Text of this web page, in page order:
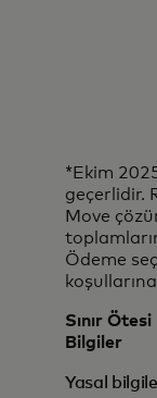
*Ekim
geçerlidir.
Move
Ödeme
koşullarına
Sınır
Bilgiler
Yasal